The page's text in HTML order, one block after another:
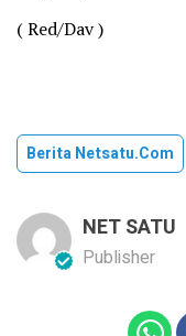
( Red/Dav )
Berita Netsatu.com
NET SATU
Publisher